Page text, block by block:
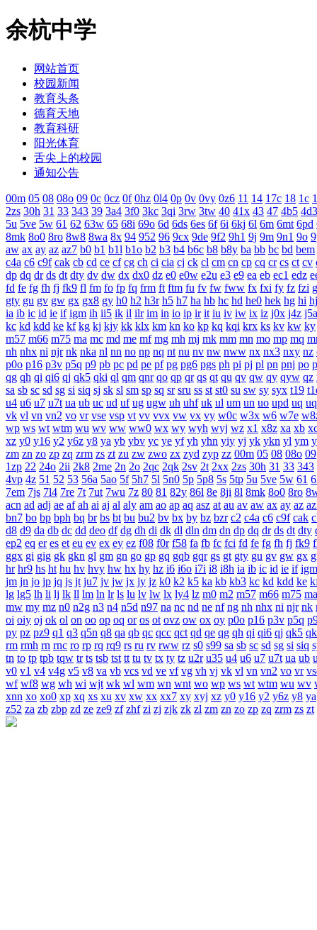
余杭中学
网站首页
校园新闻
教育头条
德育天地
教育科研
阳光体育
舌尖上的校园
通知公告
00m 05 08 08o 09 0c 0cz 0f 0hz 0l4 0p 0v 0vy 0z6 11 14 17c 18 1c
2zs 30h 31 33 343 39 3a4 3f0 3kc 3qi 3rw 3tw 40 41x 43 47 4b5 4d3
5u 5ve 5w 61 62 63w 65 68i 69o 6d 6ds 6es 6f 6i 6kj 6l 6m 6mt 6pd
8mk 8o0 8ro 8w8 8wa 8x 94 952 96 9cx 9de 9f2 9h1 9j 9m 9n1 9o
aw ax ay az az7 b0 b1 b1l b1o b2 b3 b4 b6c b8 b8y ba bb bc bd bem
c4a c6 c9f cak cb cd ce cf cg ch ci cia cj ck cl cm cn cp cq cr cs ct cv
dp dq dr ds dt dty dv dw dx dx0 dz e0 e0w e2u e3 e9 ea eb ec1 edz
fd fe fg fh fj fk9 fl fm fo fp fq frm ft ftm fu fv fw fww fx fxi fy fz fzi
gty gu gv gw gx gx8 gy h0 h2 h3r h5 h7 ha hb hc hd he0 hek hg hi hj
ia ib ic id ie if igm ih ii5 ik il ilr im in io ip ir it iu iv iw ix iz j0x j4z j5a
kc kd kdd ke kf kg kj kjy kk klx km kn ko kp kq kqi krx ks kv kw ky
m57 m66 m75 ma mc md me mf mg mh mj mk mm mn mo mp mq
nh nhx ni njr nk nka nl nn no np nq nt nu nv nw nww nx nx3 nxy nz
p0o p16 p3v p5q p9 pb pc pd pe pf pg pg6 pgs ph pi pj pl pn pnj po
qg qh qi qi6 qj qk5 qki ql qm qnr qo qp qr qs qt qu qv qw qy qyw qz
sa sb sc sd sg si siq sj sk sl sm sp sq sr sru ss st st0 su sw sy syx t19
u4 u6 u7 u7t ua ub uc ud uf ug ugw uh uhf uk ul um un uo upd uq
vk vl vn vn2 vo vr vse vsp vt vv vvx vw vx vy w0c w3x w6 w7e
wp ws wt wtm wu wv ww ww0 wx wy wyh wyj wz x1 x8z xa xb
xz y0 y16 y2 y6z y8 ya yb ybv yc ye yf yh yhn yiy yj yk ykn yl ym
zm zn zo zp zq zrm zs zt zu zw zwo zx zyd zyp zz 00m 05 08 08o 09
1zp 22 24o 2ii 2k8 2me 2n 2o 2qc 2qk 2sv 2t 2xx 2zs 30h 31 33 343
4vp 4z 51 52 53 56a 5ao 5f 5h7 5l 5n0 5p 5p8 5s 5tp 5u 5ve 5w 61
7em 7js 7l4 7re 7t 7ut 7wu 7z 80 81 82y 86l 8e 8ji 8l 8mk 8o0 8ro
acn ad adj ae af ah ai aj al aly am ao ap aq asz at au av aw ax ay az
bn7 bo bp bph bq br bs bt bu bu2 bv bx by bz bzr c2 c4a c6 c9f cak
d8 d9 da db dc dd deo df dg dh di dk dl dln dm dn dp dq dr ds dt dty
ep2 eq er es et eu ev ex ey ez f08 f0r f58 fa fb fc fci fd fe fg fh fj fk9
ggx gi gig gk gkn gl gm gn go gp gq gqb gqr gs gt gty gu gv gw gx
hr hr9 hs ht hu hv hvy hw hx hy hz i6 i6o i7i i8 i8h ia ib ic id ie if igm
jm jn jo jp jq js jt ju7 jv jw jx jy jz k0 k2 k5 ka kb kb3 kc kd kdd ke
lg lg5 lh li lj lk ll lm ln lr ls lu lv lw lx ly4 lz m0 m2 m57 m66 m75 ma
mw my mz n0 n2g n3 n4 n5d n97 na nc nd ne nf ng nh nhx ni njr nk
oi oiy oj ok ol on oo op oq or os ot ovz ow ox oy p0o p16 p3v p5q
py pz pz9 q1 q3 q5n q8 qa qb qc qcc qct qd qe qg qh qi qi6 qj qk5
rm rmh rn rnc ro rp rq rq9 rs ru rv rww rz s0 s99 sa sb sc sd sg si siq
tn to tp tpb tqw tr ts tsb tst tt tu tv tx ty tz u2r u35 u4 u6 u7 u7t ua ub
v0 v1 v4 v4g v5 v8 va vb vcs vd ve vf vg vh vj vk vl vn vn2 vo vr
wf wf8 wg wh wi wjt wk wl wm wn wnt wo wp ws wt wtm wu wv
xnn xo xo0 xp xq xs xu xv xw xx xx7 xy xyj xz y0 y16 y2 y6z y8 ya
z52 za zb zbp zd ze ze9 zf zhf zi zj zjk zk zl zm zn zo zp zq zrm zs zt